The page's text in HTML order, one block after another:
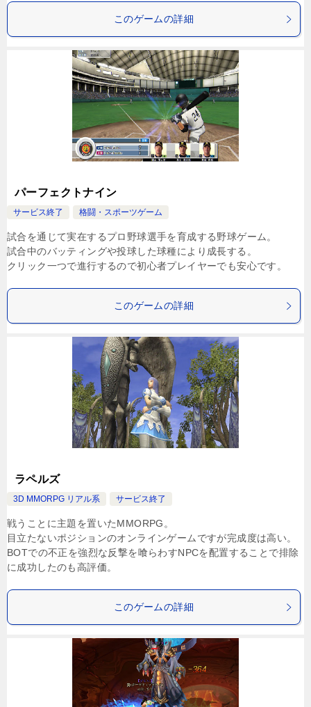
このゲームの詳細
パーフェクトナイン
サービス終了 格闘・スポーツゲーム
試合を通じて実在するプロ野球選手を育成する野球ゲーム。
試合中のバッティングや投球した球種により成長する。
クリック一つで進行するので初心者プレイヤーでも安心です。
このゲームの詳細
ラペルズ
3D MMORPG リアル系 サービス終了
戦うことに主題を置いたMMORPG。
目立たないポジションのオンラインゲームですが完成度は高い。
BOTでの不正を強烈な反撃を喰らわすNPCを配置することで排除
に成功したのも高評価。
このゲームの詳細